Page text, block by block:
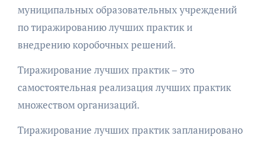
муниципальных образовательных учреждений
по тиражированию лучших практик и
внедрению коробочных решений.
Тиражирование лучших практик – это
самостоятельная реализация лучших практик
множеством организаций.
Тиражирование лучших практик запланировано